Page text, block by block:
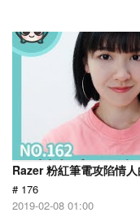
Razer 粉紅筆電攻陷情
# 176
2019-02-08 01:00